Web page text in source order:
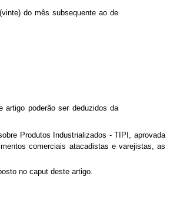
do mês subsequente ao de
artigo poderão ser deduzidos da
Produtos Industrializados - TIPI, aprovada
comerciais atacadistas e varejistas, as
no caput deste artigo.